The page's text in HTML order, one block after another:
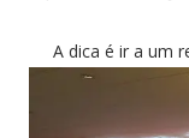
A dica é ir a um